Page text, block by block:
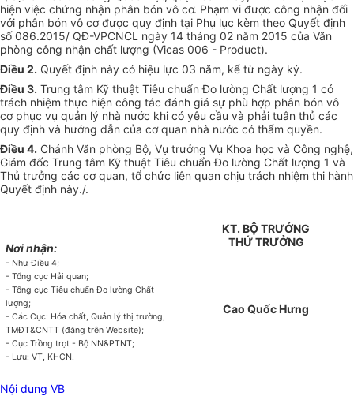
hiện việc chứng nhận phân bón vô cơ. Phạm vi được công nhận đối
với phân bón vô cơ được quy định tại Phụ lục kèm theo Quyết định
số 086.2015/ QĐ-VPCNCL ngày 14 tháng 02 năm 2015 của Văn
phòng công nhận chất lượng (Vicas 006 - Product).
Điều 2. Quyết định này có hiệu lực 03 năm, kể từ ngày ký.
Điều 3. Trung tâm Kỹ thuật Tiêu chuẩn Đo lường Chất lượng 1 có
trách nhiệm thực hiện công tác đánh giá sự phù hợp phân bón vô
cơ phục vụ quản lý nhà nước khi có yêu cầu và phải tuân thủ các
quy định và hướng dẫn của cơ quan nhà nước có thẩm quyền.
Điều 4. Chánh Văn phòng Bộ, Vụ trưởng Vụ Khoa học và Công nghệ,
Giám đốc Trung tâm Kỹ thuật Tiêu chuẩn Đo lường Chất lượng 1 và
Thủ trưởng các cơ quan, tổ chức liên quan chịu trách nhiệm thi hành
Quyết định này./.
Nơi nhận:
- Như Điều 4;
- Tổng cục Hải quan;
- Tổng cục Tiêu chuẩn Đo lường Chất
lượng;
- Các Cục: Hóa chất, Quản lý thị trường,
TMĐT&CNTT (đăng trên Website);
- Cục Trồng trọt - Bộ NN&PTNT;
- Lưu: VT, KHCN.
KT. BỘ TRƯỞNG
THỨ TRƯỞNG
Cao Quốc Hưng
Nội dung VB